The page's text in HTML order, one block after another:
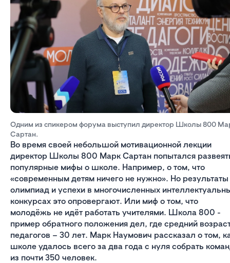
Одним из спикером форума выступил директор Школы 800
Сартан.
Во время своей небольшой мотивационной лекции
директор Школы 800 Марк Сартан попытался
популярные мифы о школе. Например, о том, что
«современным детям ничего не нужно». Но результаты
олимпиад и успехи в многочисленных
конкурсах это опровергают. Или миф о том, что
молодёжь не идёт работать учителями. Школа 800 -
пример обратного положения дел, где средний
педагогов – 30 лет. Марк Наумович рассказал о том,
школе удалось всего за два года с нуля собрать
из почти 350 человек.